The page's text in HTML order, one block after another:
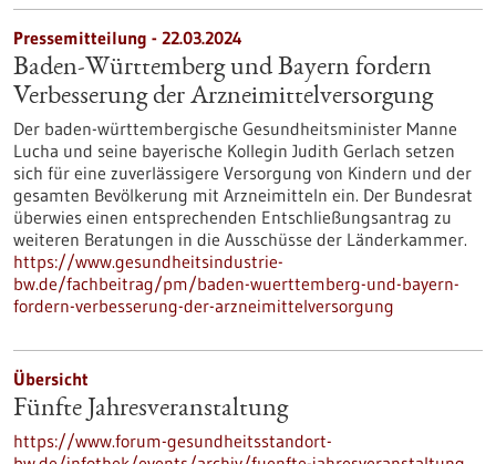
Pressemitteilung - 22.03.2024
Baden-Württemberg und Bayern fordern
Verbesserung der Arzneimittelversorgung
Der baden-württembergische Gesundheitsminister Manne
Lucha und seine bayerische Kollegin Judith Gerlach setzen
sich für eine zuverlässigere Versorgung von Kindern und der
gesamten Bevölkerung mit Arzneimitteln ein. Der Bundesrat
überwies einen entsprechenden Entschließungsantrag zu
weiteren Beratungen in die Ausschüsse der Länderkammer.
https://www.gesundheitsindustrie-
bw.de/fachbeitrag/pm/baden-wuerttemberg-und-bayern-
fordern-verbesserung-der-arzneimittelversorgung
Übersicht
Fünfte Jahresveranstaltung
https://www.forum-gesundheitsstandort-